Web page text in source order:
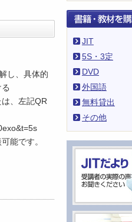
し、具体的
、左記QR
能です。
JIT
5S・3定
DVD
外国語
無料貸出
その他